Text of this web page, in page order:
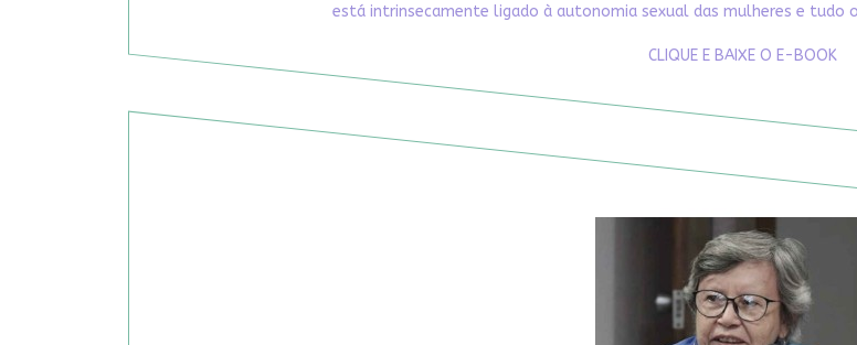
está intrinsecamente ligado à autonomia sexual das mulheres e tudo
CLIQUE E BAIXE O E-BOOK